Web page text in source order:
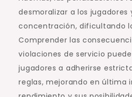
desmoralizar a los jugadores
concentración, dificultando
Comprender las
violaciones de servicio
jugadores a adherirse
reglas, mejorando en última